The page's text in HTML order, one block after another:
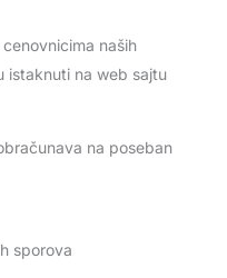
naših
istaknuti na web sajtu
na poseban
sporova